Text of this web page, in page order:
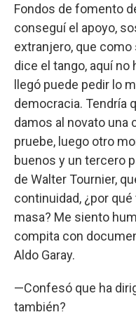
Fondos de fomento
conseguí el apoyo,
extranjero, que
dice el tango, aquí
llegó puede pedir lo
democracia. Tendría
damos al novato una
pruebe, luego otro
buenos y un tercero
de Walter Tournier,
continuidad, ¿por
masa? Me siento
compita con
Aldo Garay.
—Confesó que ha
también?